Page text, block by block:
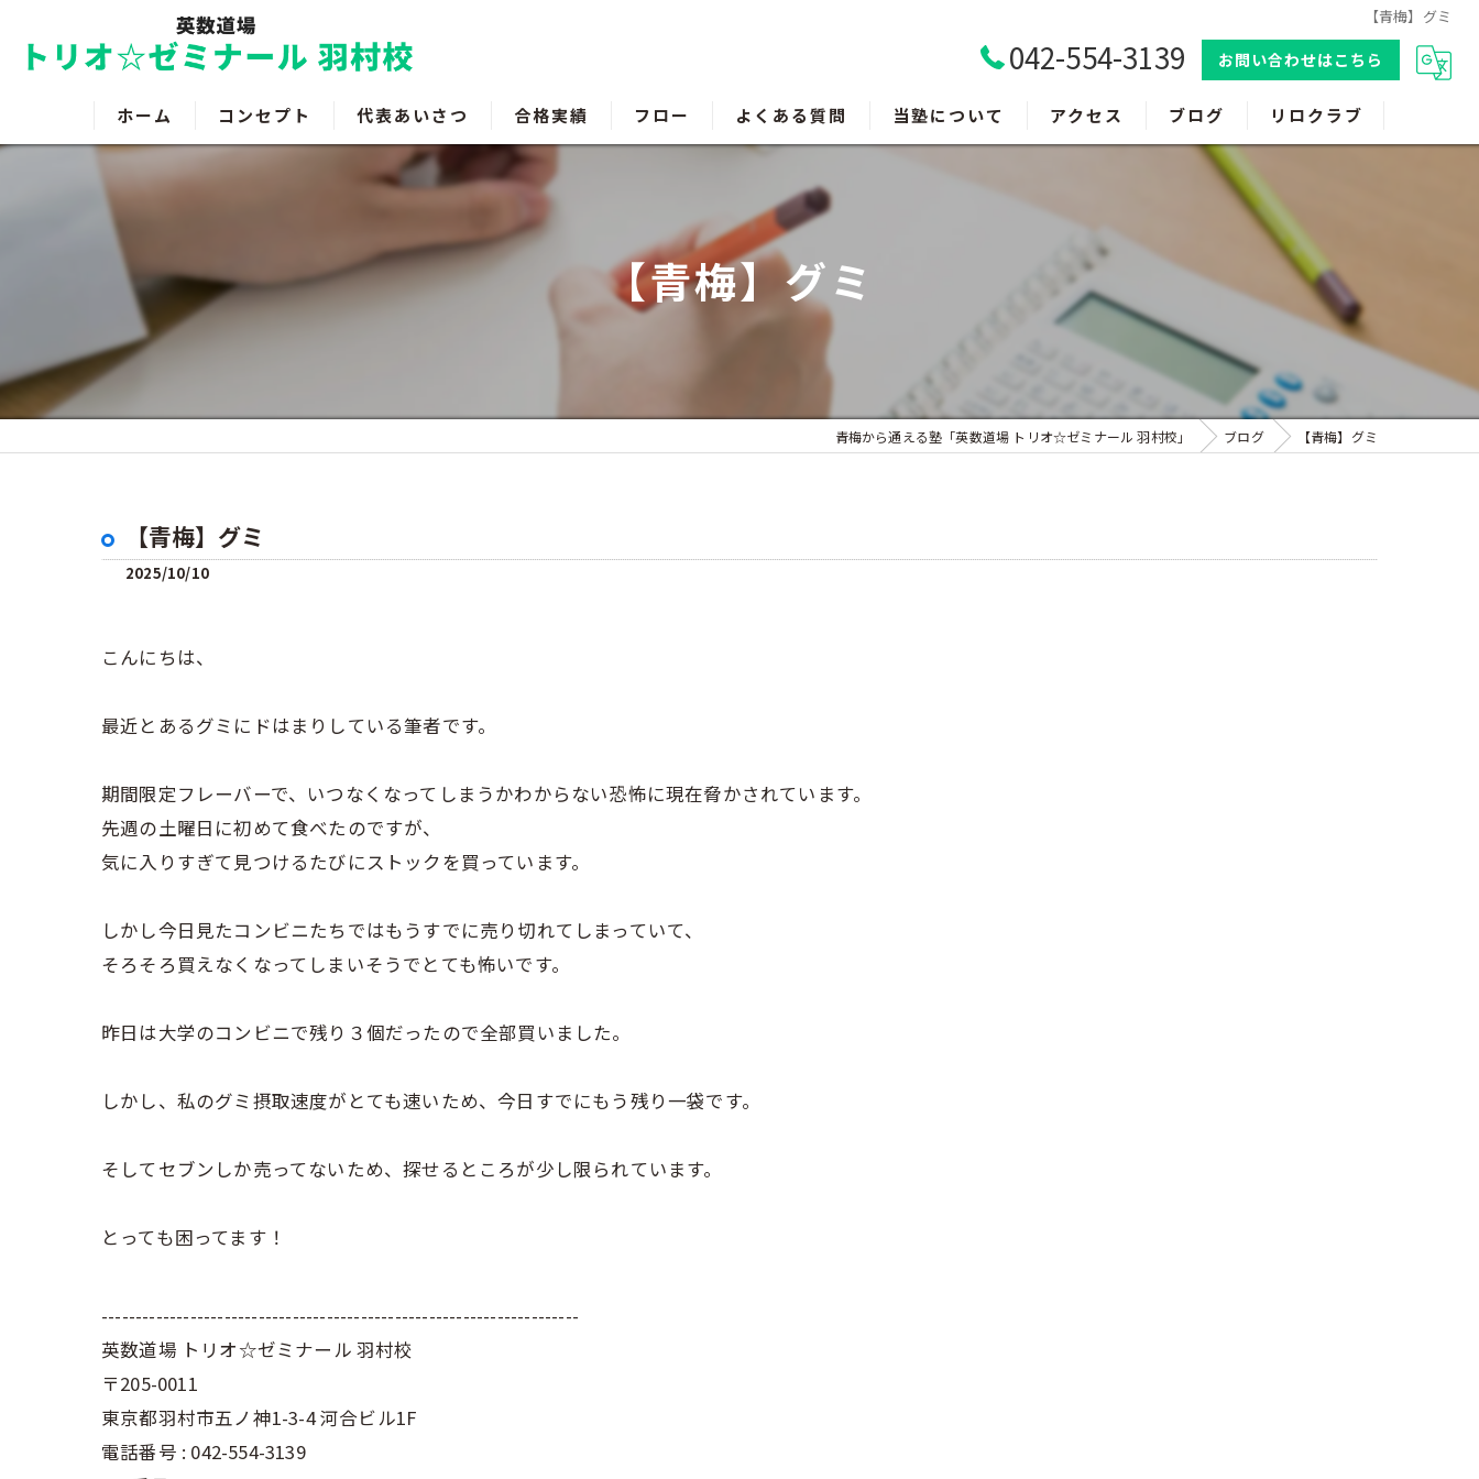
【青梅】グミ
042-554-3139 お問い合わせはこちら
ホーム コンセプト 代表あいさつ 合格実績 フロー よくある質問 当塾について
受験対策
アクセス ブログ リロクラブ
【青梅】グミ
青梅から通える塾「英数道場 トリオ☆ゼミナール 羽村校」 ブログ 【青梅】グミ
【青梅】グミ
2025/10/10
こんにちは、
最近とあるグミにドはまりしている筆者です。
期間限定フレーバーで、いつなくなってしまうかわからない恐怖に現在脅かされています。
先週の土曜日に初めて食べたのですが、
気に入りすぎて見つけるたびにストックを買っています。
しかし今日見たコンビニたちではもうすでに売り切れてしまっていて、
そろそろ買えなくなってしまいそうでとても怖いです。
昨日は大学のコンビニで残り３個だったので全部買いました。
しかし、私のグミ摂取速度がとても速いため、今日すでにもう残り一袋です。
そしてセブンしか売ってないため、探せるところが少し限られています。
とっても困ってます！
----------------------------------------------------------------------
英数道場 トリオ☆ゼミナール 羽村校
〒205-0011
東京都羽村市五ノ神1-3-4 河合ビル1F
電話番号 : 042-554-3139